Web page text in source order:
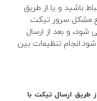
باشید و یا از طریق
مشکل سرور تیکت
شود، و بعد از ارسال
تنظیمات بین
طریق ارسال تیکت با